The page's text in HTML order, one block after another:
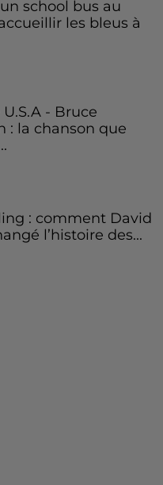
school bus au
les bleus à
- Bruce
: la chanson que
: comment David
l’histoire des...